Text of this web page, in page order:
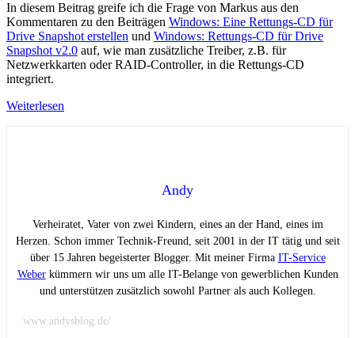
In diesem Beitrag greife ich die Frage von Markus aus den
Kommentaren zu den Beiträgen Windows: Eine Rettungs-CD für
Drive Snapshot erstellen und Windows: Rettungs-CD für Drive
Snapshot v2.0 auf, wie man zusätzliche Treiber, z.B. für
Netzwerkkarten oder RAID-Controller, in die Rettungs-CD
integriert.
Weiterlesen
Andy
Verheiratet, Vater von zwei Kindern, eines an der Hand, eines im
Herzen. Schon immer Technik-Freund, seit 2001 in der IT tätig und seit
über 15 Jahren begeisterter Blogger. Mit meiner Firma IT-Service
Weberkümmern wir uns um alle IT-Belange von gewerblichen Kunden
und unterstützen zusätzlich sowohl Partner als auch Kollegen.
www.andysblog.de/